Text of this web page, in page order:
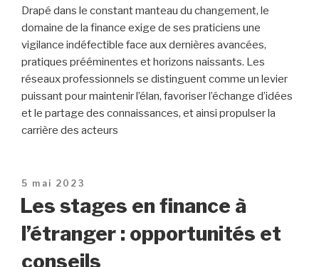
Drapé dans le constant manteau du changement, le
domaine de la finance exige de ses praticiens une
vigilance indéfectible face aux dernières avancées,
pratiques prééminentes et horizons naissants. Les
réseaux professionnels se distinguent comme un levier
puissant pour maintenir l’élan, favoriser l’échange d’idées
et le partage des connaissances, et ainsi propulser la
carrière des acteurs
Publié
le
5 mai 2023
Les stages en finance à
l’étranger : opportunités et
conseils